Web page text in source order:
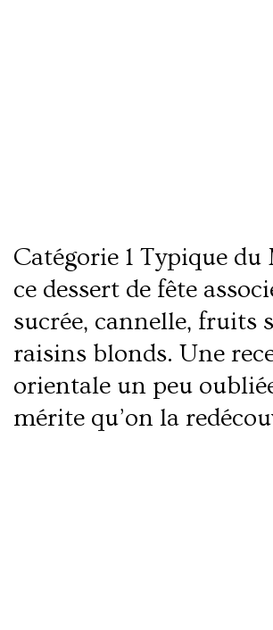
Catégorie 1 Typique du
ce dessert de fête
sucrée, cannelle, fruits
raisins blonds. Une
orientale un peu
mérite qu’on la